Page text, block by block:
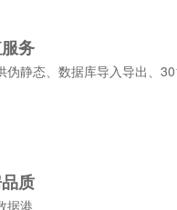
务
伪静态、数据库导入导出、
质
据港